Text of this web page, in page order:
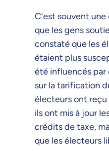
C'est souvent
que les gens
constaté que les
étaient plus
été influencés
sur la tarification
électeurs ont
ils ont mis à jour
crédits de taxe,
que les électeurs